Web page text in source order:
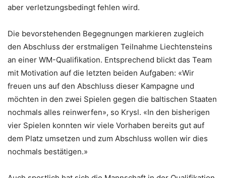
aber verletzungsbedingt fehlen wird.
Die bevorstehenden Begegnungen markieren zugleich
den Abschluss der erstmaligen Teilnahme Liechtensteins
an einer WM-Qualifikation. Entsprechend blickt das Team
mit Motivation auf die letzten beiden Aufgaben: «Wir
freuen uns auf den Abschluss dieser Kampagne und
möchten in den zwei Spielen gegen die baltischen Staaten
nochmals alles reinwerfen», so Krysl. «In den bisherigen
vier Spielen konnten wir viele Vorhaben bereits gut auf
dem Platz umsetzen und zum Abschluss wollen wir dies
nochmals bestätigen.»